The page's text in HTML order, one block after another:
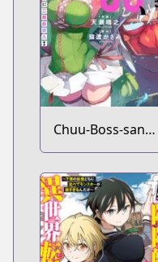
Chuu-Boss-san
Level 99, Saikyou
no Buka-tachi to
Tomoni
Nishuume
Totsunyuu!